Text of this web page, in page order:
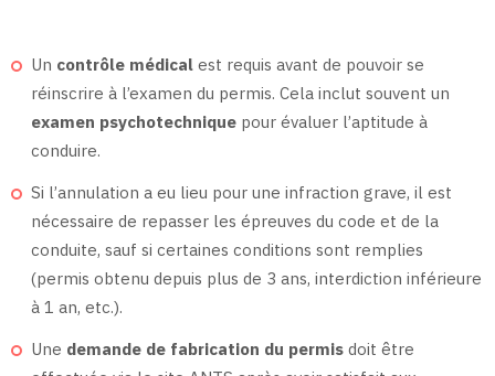
Un contrôle médical est requis avant de pouvoir se
réinscrire à l’examen du permis. Cela inclut souvent un
examen psychotechnique pour évaluer l’aptitude à
conduire.
Si l’annulation a eu lieu pour une infraction grave, il est
nécessaire de repasser les épreuves du code et de la
conduite, sauf si certaines conditions sont remplies
(permis obtenu depuis plus de 3 ans, interdiction inférieure
à 1 an, etc.).
Une demande de fabrication du permis doit être